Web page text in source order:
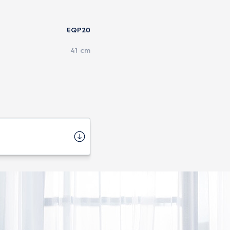
EQP20
41 cm
Não
Importado
30 cm